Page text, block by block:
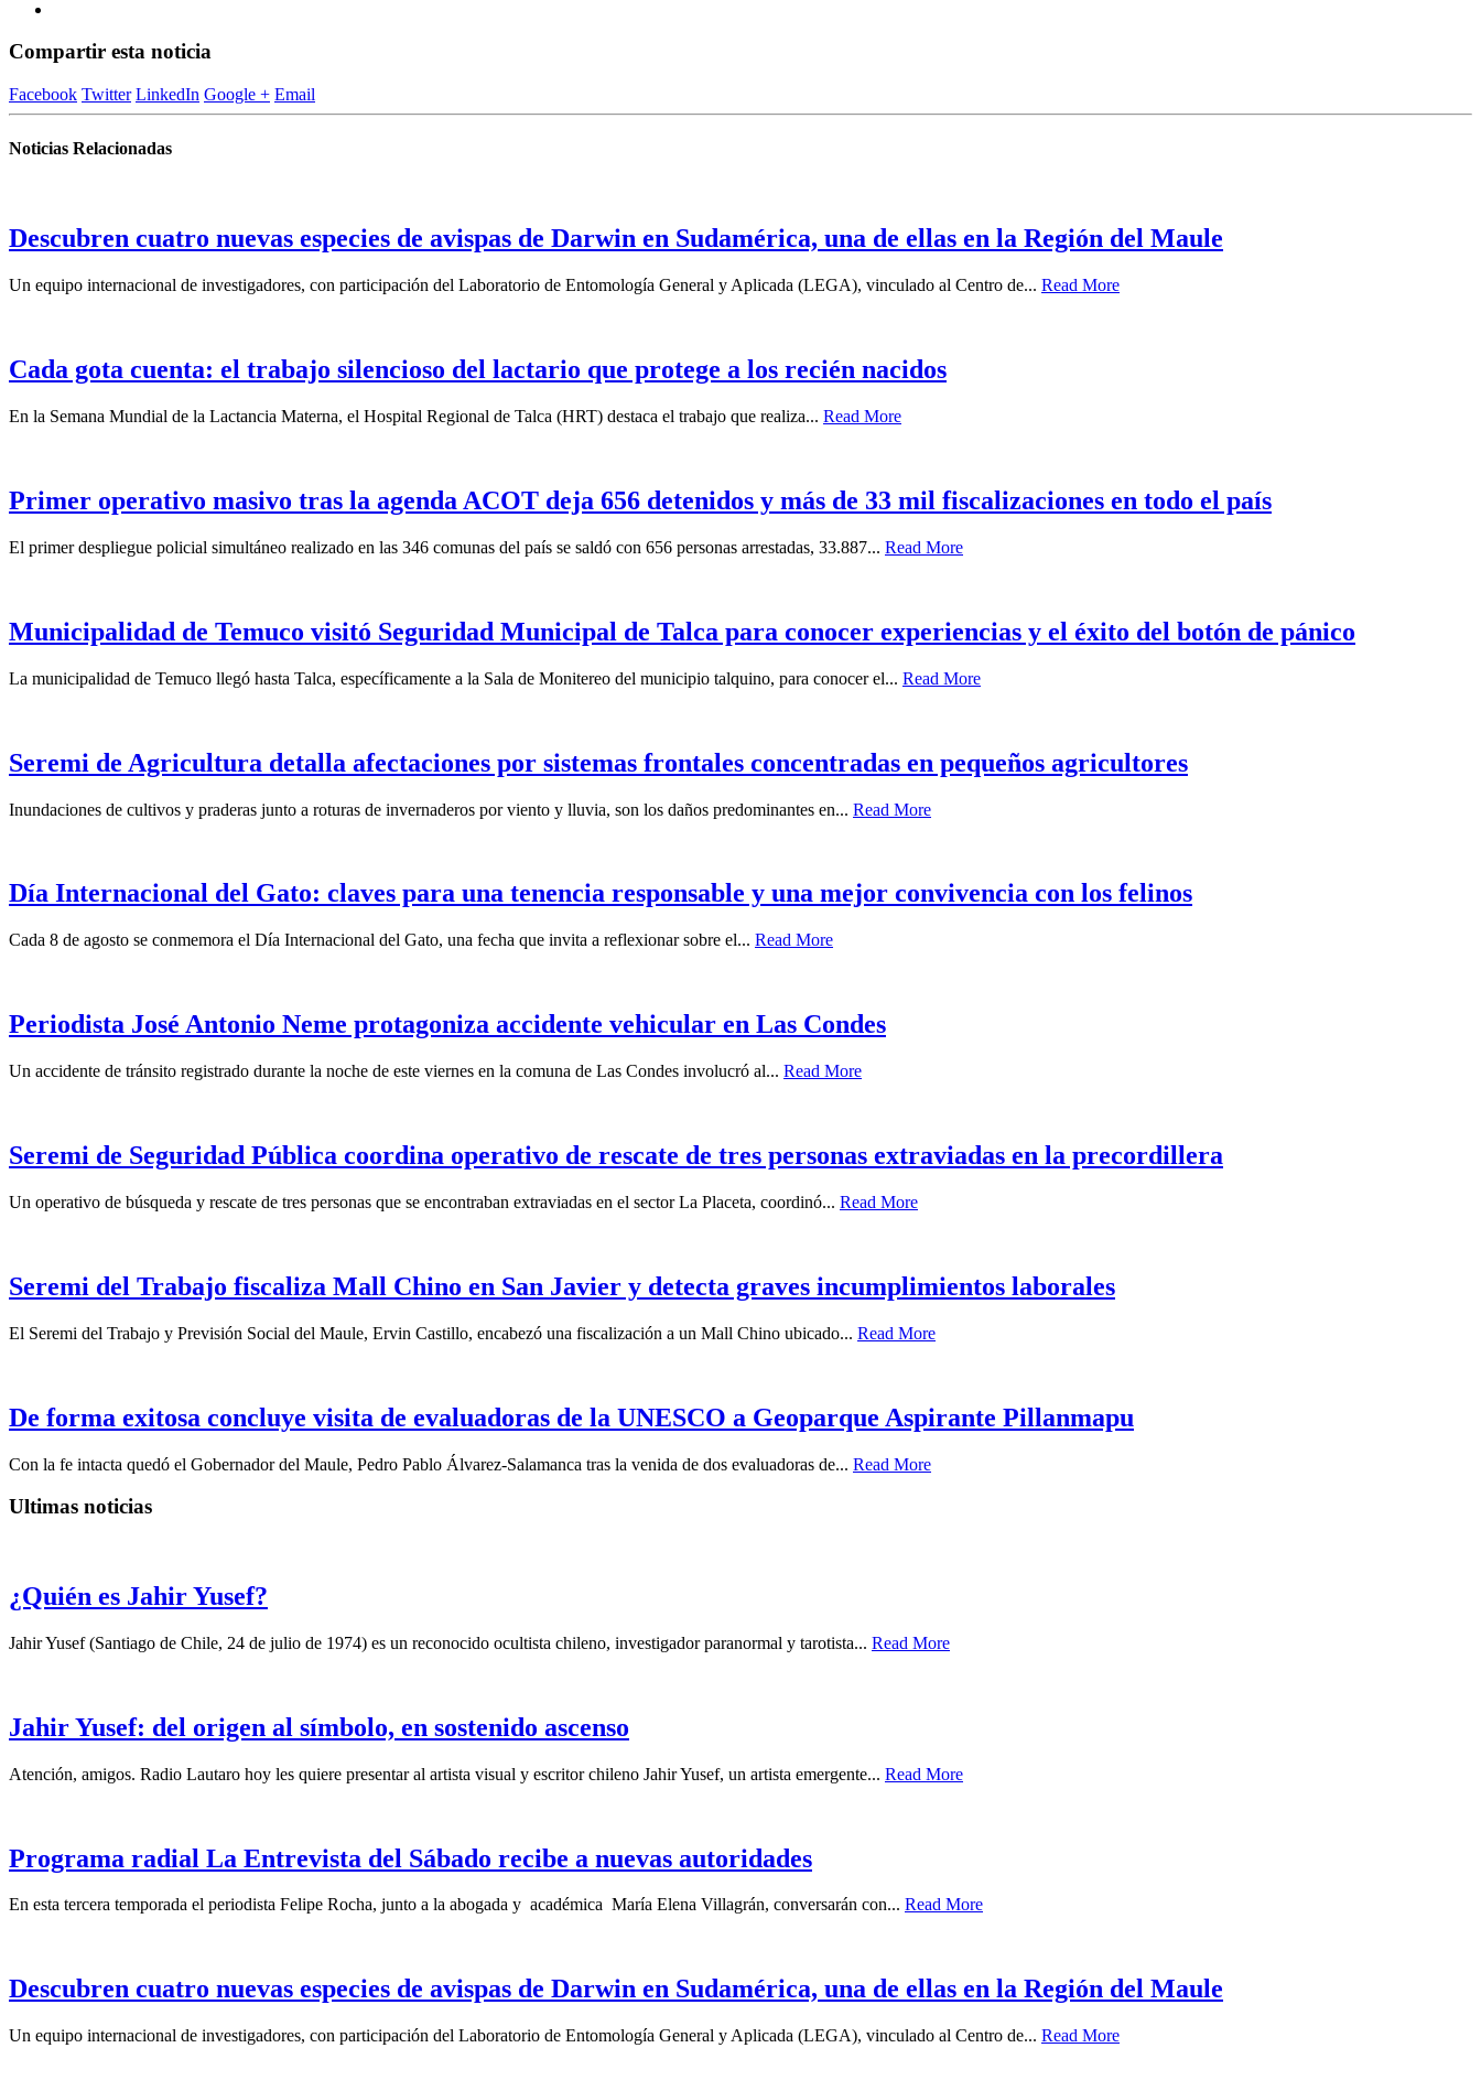
Compartir esta noticia
Facebook Twitter LinkedIn Google + Email
Noticias Relacionadas
Descubren cuatro nuevas especies de avispas de Darwin en Sudamérica, una de ellas en la Región del Maule
Un equipo internacional de investigadores, con participación del Laboratorio de Entomología General y Aplicada (LEGA), vinculado al Centro de... Read More
Cada gota cuenta: el trabajo silencioso del lactario que protege a los recién nacidos
En la Semana Mundial de la Lactancia Materna, el Hospital Regional de Talca (HRT) destaca el trabajo que realiza... Read More
Primer operativo masivo tras la agenda ACOT deja 656 detenidos y más de 33 mil fiscalizaciones en todo el país
El primer despliegue policial simultáneo realizado en las 346 comunas del país se saldó con 656 personas arrestadas, 33.887... Read More
Municipalidad de Temuco visitó Seguridad Municipal de Talca para conocer experiencias y el éxito del botón de pánico
La municipalidad de Temuco llegó hasta Talca, específicamente a la Sala de Monitereo del municipio talquino, para conocer el... Read More
Seremi de Agricultura detalla afectaciones por sistemas frontales concentradas en pequeños agricultores
Inundaciones de cultivos y praderas junto a roturas de invernaderos por viento y lluvia, son los daños predominantes en... Read More
Día Internacional del Gato: claves para una tenencia responsable y una mejor convivencia con los felinos
Cada 8 de agosto se conmemora el Día Internacional del Gato, una fecha que invita a reflexionar sobre el... Read More
Periodista José Antonio Neme protagoniza accidente vehicular en Las Condes
Un accidente de tránsito registrado durante la noche de este viernes en la comuna de Las Condes involucró al... Read More
Seremi de Seguridad Pública coordina operativo de rescate de tres personas extraviadas en la precordillera
Un operativo de búsqueda y rescate de tres personas que se encontraban extraviadas en el sector La Placeta, coordinó... Read More
Seremi del Trabajo fiscaliza Mall Chino en San Javier y detecta graves incumplimientos laborales
El Seremi del Trabajo y Previsión Social del Maule, Ervin Castillo, encabezó una fiscalización a un Mall Chino ubicado... Read More
De forma exitosa concluye visita de evaluadoras de la UNESCO a Geoparque Aspirante Pillanmapu
Con la fe intacta quedó el Gobernador del Maule, Pedro Pablo Álvarez-Salamanca tras la venida de dos evaluadoras de... Read More
Ultimas noticias
¿Quién es Jahir Yusef?
Jahir Yusef (Santiago de Chile, 24 de julio de 1974) es un reconocido ocultista chileno, investigador paranormal y tarotista... Read More
Jahir Yusef: del origen al símbolo, en sostenido ascenso
Atención, amigos. Radio Lautaro hoy les quiere presentar al artista visual y escritor chileno Jahir Yusef, un artista emergente... Read More
Programa radial La Entrevista del Sábado recibe a nuevas autoridades
En esta tercera temporada el periodista Felipe Rocha, junto a la abogada y académica María Elena Villagrán, conversarán con... Read More
Descubren cuatro nuevas especies de avispas de Darwin en Sudamérica, una de ellas en la Región del Maule
Un equipo internacional de investigadores, con participación del Laboratorio de Entomología General y Aplicada (LEGA), vinculado al Centro de... Read More